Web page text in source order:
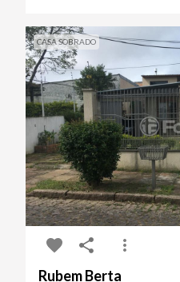
CASA SOBRADO
Rubem Berta